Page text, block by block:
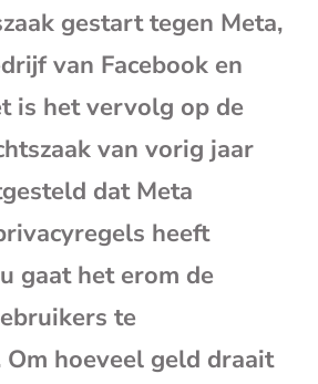
gestart tegen Meta,
van Facebook en
is het vervolg op de
van vorig jaar
dat Meta
heeft
gaat het erom de
te
Om hoeveel geld draait